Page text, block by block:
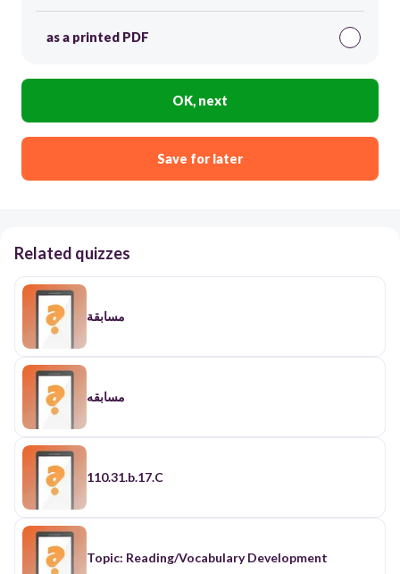
as a printed PDF
OK, next
Save for later
Related quizzes
مسابقة
مسابقه
110.31.b.17.C
Topic: Reading/Vocabulary Development